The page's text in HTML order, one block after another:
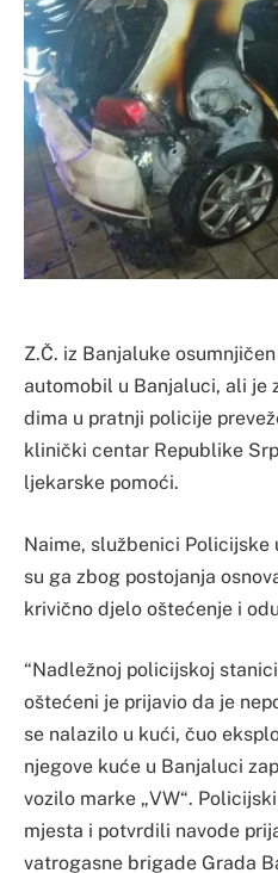
Z.Č. iz Banjaluke
automobil u Banjaluci, ali je
dima u pratnji policije
klinički centar Republike
ljekarske pomoći.
Naime, službenici Policijske
su ga zbog postojanja
krivično djelo oštećenje i
“Nadležnoj policijskoj
oštećeni je prijavio da je
se nalazilo u kući, čuo
njegove kuće u Banjaluci
vozilo marke „VW“.
mjesta i potvrdili navode
vatrogasne brigade Grada